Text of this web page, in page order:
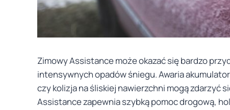
Zimowy Assistance może okazać się bardzo
intensywnych opadów śniegu. Awaria
czy kolizja na śliskiej nawierzchni mogą zdarzyć
Assistance zapewnia szybką pomoc drogową,